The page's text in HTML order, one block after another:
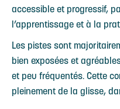
accessible et progressif,
l’apprentissage et à la
Les pistes sont
bien exposées et
et peu fréquentés. Cette
pleinement de la glisse,